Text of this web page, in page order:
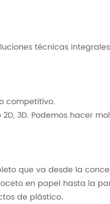
técnicas
competitivo.
3D. Podemos hacer
que va desde la
en papel hasta la
de plástico.